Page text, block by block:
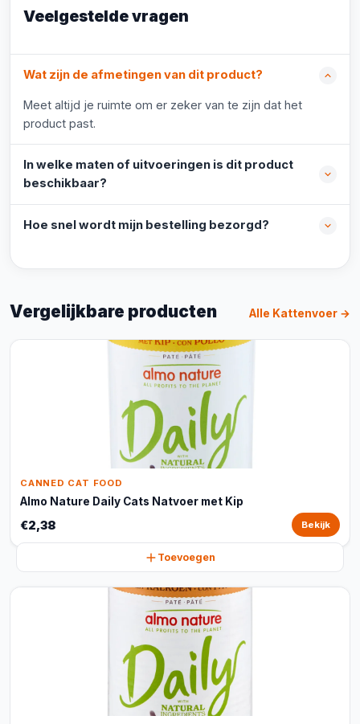
Veelgestelde vragen
Wat zijn de afmetingen van dit product?
Meet altijd je ruimte om er zeker van te zijn dat het
product past.
In welke maten of uitvoeringen is dit product
beschikbaar?
Hoe snel wordt mijn bestelling bezorgd?
Vergelijkbare producten Alle Kattenvoer →
CANNED CAT FOOD
Almo Nature Daily Cats Natvoer met Kip
€2,38 Bekijk
Toevoegen